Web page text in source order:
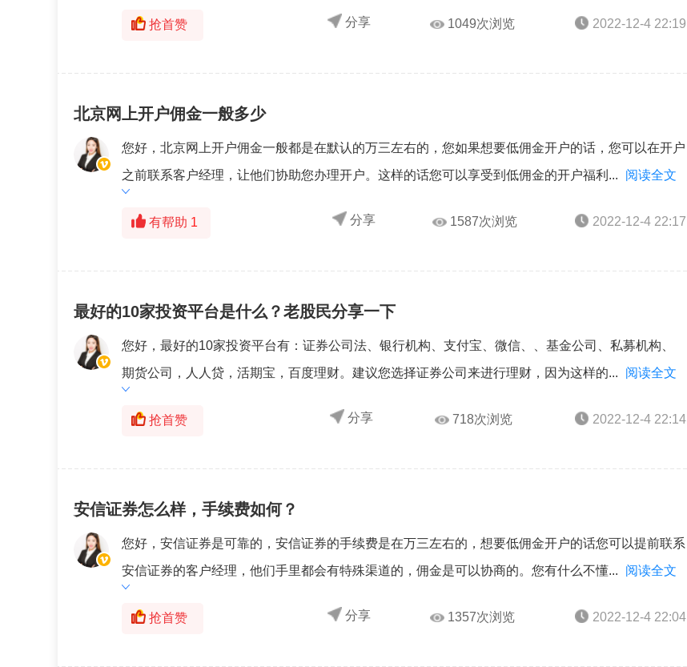
抢首赞 分享 1049次浏览 2022-12-4 22:19
北京网上开户佣金一般多少
您好，北京网上开户佣金一般都是在默认的万三左右的，您如果想要低佣金开户的话，您可以在开户
之前联系客户经理，让他们协助您办理开户。这样的话您可以享受到低佣金的开户福利...
阅读全文
有帮助 1 分享 1587次浏览 2022-12-4 22:17
最好的10家投资平台是什么？老股民分享一下
您好，最好的10家投资平台有：证券公司法、银行机构、支付宝、微信、、基金公司、私募机构、
期货公司，人人贷，活期宝，百度理财。建议您选择证券公司来进行理财，因为这样的...
阅读全文
抢首赞 分享 718次浏览 2022-12-4 22:14
安信证券怎么样，手续费如何？
您好，安信证券是可靠的，安信证券的手续费是在万三左右的，想要低佣金开户的话您可以提前联系
安信证券的客户经理，他们手里都会有特殊渠道的，佣金是可以协商的。您有什么不懂...
阅读全文
抢首赞 分享 1357次浏览 2022-12-4 22:04